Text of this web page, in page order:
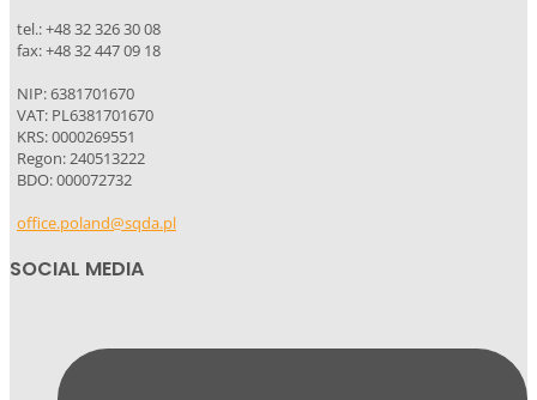
tel.: +48 32 326 30 08
fax: +48 32 447 09 18
NIP: 6381701670
VAT: PL6381701670
KRS: 0000269551
Regon: 240513222
BDO: 000072732
office.poland@sqda.pl
SOCIAL MEDIA